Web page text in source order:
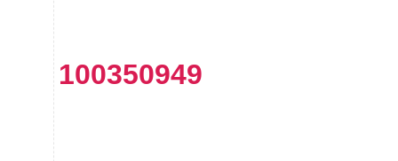
100350949